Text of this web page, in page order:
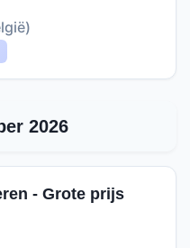
2026
- Grote prijs